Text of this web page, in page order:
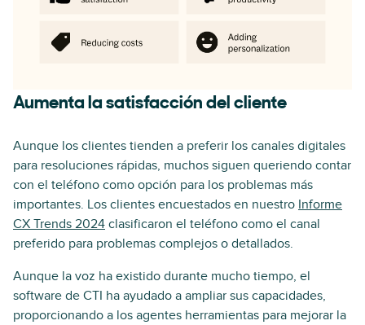
Aumenta la satisfacción del cliente
Aunque los clientes tienden a preferir los canales digitales
para resoluciones rápidas, muchos siguen queriendo contar
con el teléfono como opción para los problemas más
importantes. Los clientes encuestados en nuestro Informe
CX Trends 2024 clasificaron el teléfono como el canal
preferido para problemas complejos o detallados.
Aunque la voz ha existido durante mucho tiempo, el
software de CTI ha ayudado a ampliar sus capacidades,
proporcionando a los agentes herramientas para mejorar la